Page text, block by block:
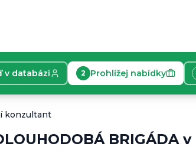
v databázi 2 Prohlížej nabídky
konzultant
BRIGÁDAv